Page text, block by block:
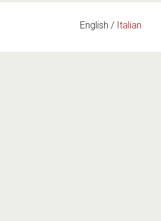
English Italian